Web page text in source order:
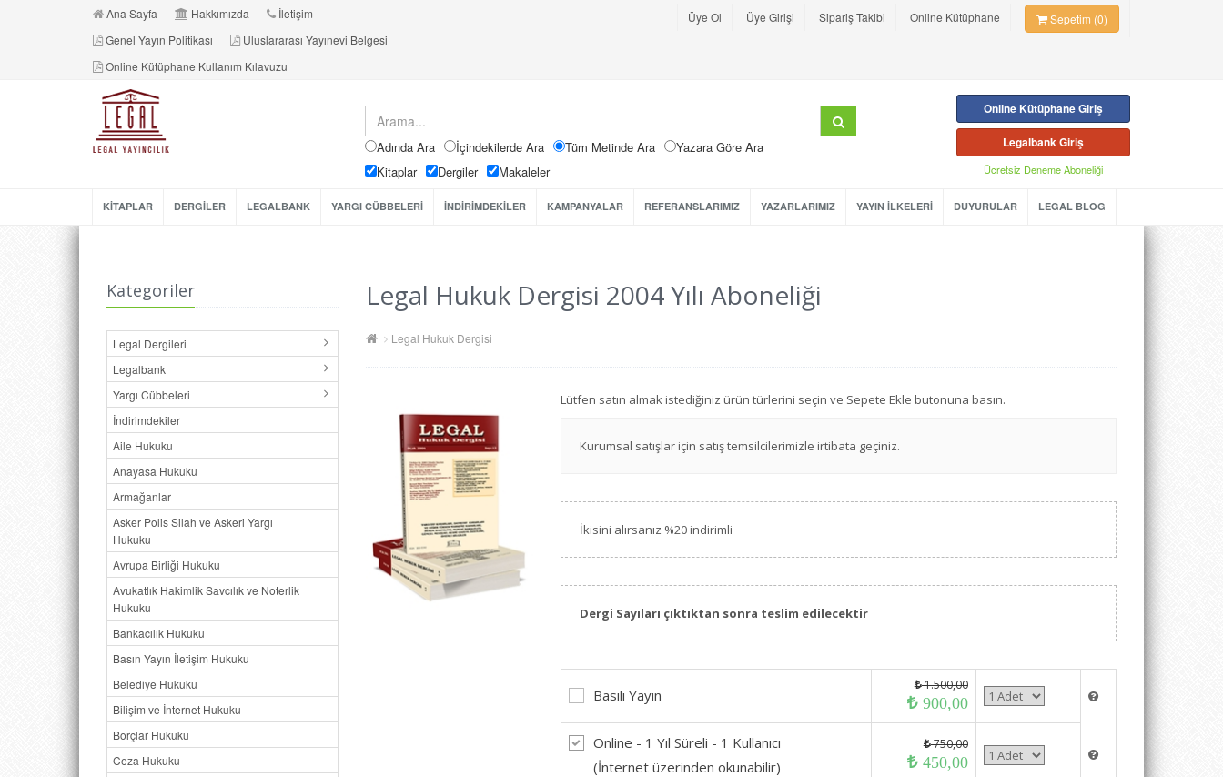
Ana Sayfa Hakkımızda
İletişim
Genel Yayın Politikası
Uluslararası Yayınevi Belgesi
Online Kütüphane Kullanım Kılavuzu
Üye Ol Üye Girişi Sipariş Takibi Online Kütüphane Sepetim (0)
Adında Ara İçindekilerde Ara Tüm Metinde Ara
Yazara Göre Ara
Kitaplar
Dergiler Makaleler
Online Kütüphane Giriş
Legalbank Giriş
Ücretsiz Deneme Aboneliği
KİTAPLAR DERGİLER LEGALBANK YARGI CÜBBELERİ İNDİRİMDEKİLER KAMPANYALAR REFERANSLARIMIZ YAZARLARIMIZ YAYIN İLKELERİ DUYURULAR LEGAL BLOG
Kategoriler
Legal Dergileri
Legalbank
Yargı Cübbeleri
İndirimdekiler
Aile Hukuku
Anayasa Hukuku
Armağanlar
Asker Polis Silah ve Askeri Yargı
Hukuku
Avrupa Birliği Hukuku
Avukatlık Hakimlik Savcılık ve Noterlik
Hukuku
Bankacılık Hukuku
Basın Yayın İletişim Hukuku
Belediye Hukuku
Bilişim ve İnternet Hukuku
Borçlar Hukuku
Ceza Hukuku
Legal Hukuk Dergisi 2004 Yılı Aboneliği
Legal Hukuk Dergisi
Lütfen satın almak istediğiniz ürün türlerini seçin ve Sepete Ekle butonuna basın.
Kurumsal satışlar için satış temsilcilerimizle irtibata geçiniz.
İkisini alırsanız %20 indirimli
Dergi Sayıları çıktıktan sonra teslim edilecektir
Basılı Yayın
1.500,00
900,00
Online - 1 Yıl Süreli - 1 Kullanıcı
(İnternet üzerinden okunabilir)
750,00
450,00